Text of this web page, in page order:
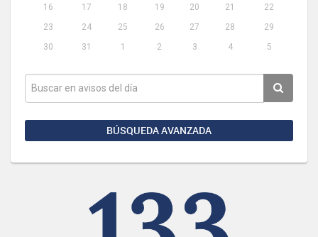
16
17 18 19 20 21
22
23
24 25 26 27 28
29
30
31 1 2 3 4 5
BÚSQUEDA AVANZADA